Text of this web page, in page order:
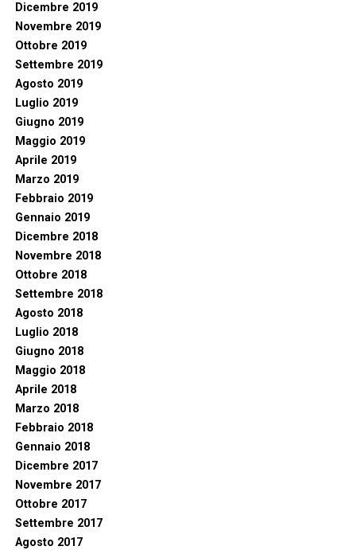
Dicembre 2019
Novembre 2019
Ottobre 2019
Settembre 2019
Agosto 2019
Luglio 2019
Giugno 2019
Maggio 2019
Aprile 2019
Marzo 2019
Febbraio 2019
Gennaio 2019
Dicembre 2018
Novembre 2018
Ottobre 2018
Settembre 2018
Agosto 2018
Luglio 2018
Giugno 2018
Maggio 2018
Aprile 2018
Marzo 2018
Febbraio 2018
Gennaio 2018
Dicembre 2017
Novembre 2017
Ottobre 2017
Settembre 2017
Agosto 2017